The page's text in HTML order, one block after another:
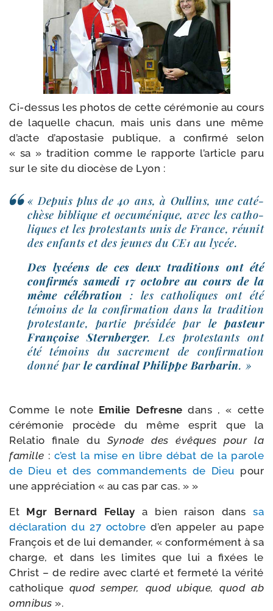
Ci-​dessus les pho­tos de cette céré­mo­nie au cours
de laquelle cha­cun, mais unis dans une même
d’acte d’a­po­sta­sie publique, a confir­mé selon
« sa » tra­di­tion comme le rap­porte l’ar­ticle paru
sur le site du dio­cèse de Lyon :
« Depuis plus de 40 ans, à Oullins, une caté­
chèse biblique et oecu­mé­nique, avec les catho­
liques et les pro­tes­tants unis de France, réunit
des enfants et des jeunes du CE1 au lycée.
Des lycéens de ces deux tra­di­tions ont été
confir­més same­di 17 octobre au cours de la
même célé­bra­tion : les catho­liques ont été
témoins de la confir­ma­tion dans la tra­di­tion
pro­tes­tante, par­tie pré­si­dée par le pas­teur
Françoise Sternberger. Les pro­tes­tants ont
été témoins du sacre­ment de confir­ma­tion
don­né par le car­di­nal Philippe Barbarin. »
Comme le note Emilie Defresne dans , « cette
céré­mo­nie pro­cède du même esprit que la
Relatio finale du Synode des évêques pour la
famille :c’est la mise en libre débat de la parole
de Dieu et des com­man­de­ments de Dieu pour
une appré­cia­tion « au cas par cas. » »
Et Mgr Bernard Fellay a bien rai­son dans sa
décla­ra­tion du 27 octobre d’en appe­ler au pape
François et de lui deman­der, « confor­mé­ment à sa
charge, et dans les limites que lui a fixées le
Christ – de redire avec clar­té et fer­me­té la véri­té
catho­lique quod sem­per, quod ubique, quod ab
omni­bus ».